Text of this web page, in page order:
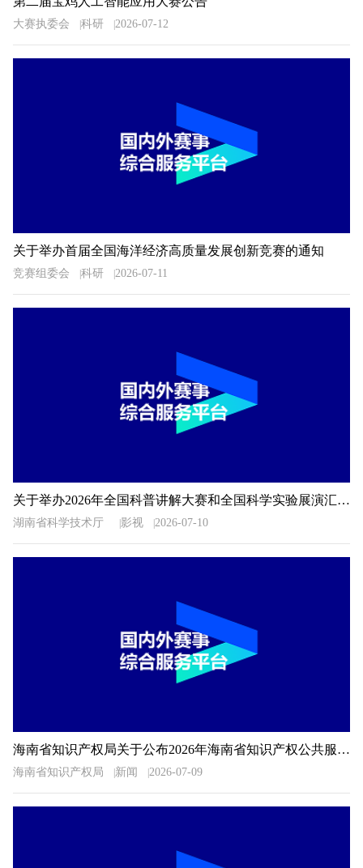
大赛执委会 科研 2026-07-12
关于举办首届全国海洋经济高质量发展创新竞赛的通知
竞赛组委会 科研 2026-07-11
关于举办2026年全国科普讲解大赛和全国科学实验展演汇演活动湖南预选赛的通知
湖南省科学技术厅 影视 2026-07-10
海南省知识产权局关于公布2026年海南省知识产权公共服务信息检索分析技能大赛获奖名单的通知
海南省知识产权局 新闻 2026-07-09